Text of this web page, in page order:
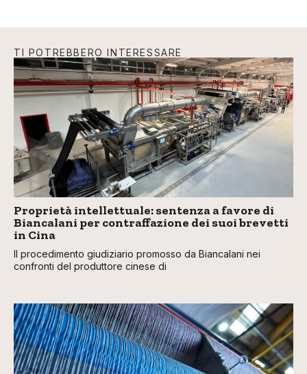
TI POTREBBERO INTERESSARE
Proprietà intellettuale: sentenza a favore di
Biancalani per contraffazione dei suoi brevetti
in Cina
Il procedimento giudiziario promosso da Biancalani nei
confronti del produttore cinese di